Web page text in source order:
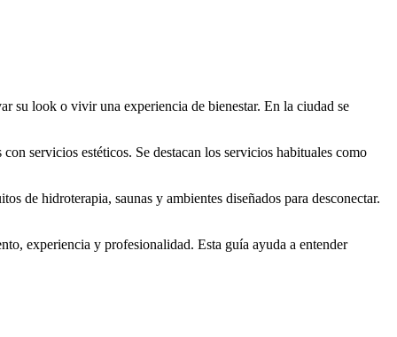
su look o vivir una experiencia de bienestar. En la ciudad se
servicios estéticos. Se destacan los servicios habituales como
de hidroterapia, saunas y ambientes diseñados para desconectar.
experiencia y profesionalidad. Esta guía ayuda a entender